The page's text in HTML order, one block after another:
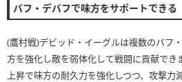
バフ・デバフで味方をサポートできる
(鷹村戦)デビッド・イーグルは複数のバフ
方を強化し敵を弱体化して戦闘に貢献でき
上昇で味方の耐久力を強化しつつ、攻撃力